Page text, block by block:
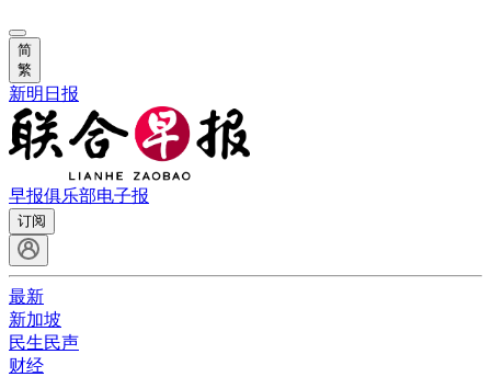
简
繁
新明日报
早报俱乐部电子报
订阅
最新
新加坡
民生民声
财经